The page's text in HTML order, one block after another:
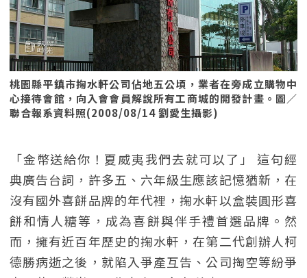
桃園縣平鎮市掬水軒公司佔地五公頃，業者在旁成立購物中
心接待會館，向入會會員解說所有工商城的開發計畫。圖／
聯合報系資料照(2008/08/14 劉愛生攝影)
「金幣送給你！夏威夷我們去就可以了」 這句經
典廣告台詞，許多五、六年級生應該記憶猶新，在
沒有國外喜餅品牌的年代裡，掬水軒以盒裝圓形喜
餅和情人糖等，成為喜餅與伴手禮首選品牌。然
而，擁有近百年歷史的掬水軒，在第二代創辦人柯
德勝病逝之後，就陷入爭產互告、公司掏空等紛爭